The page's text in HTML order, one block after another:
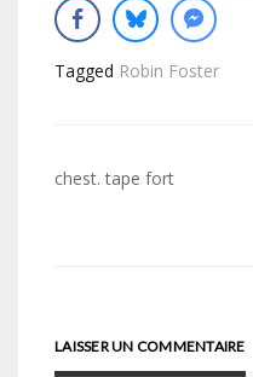
Tagged Robin Foster
Navigation
chest. tape fort
LAISSER UN COMMENTAIRE